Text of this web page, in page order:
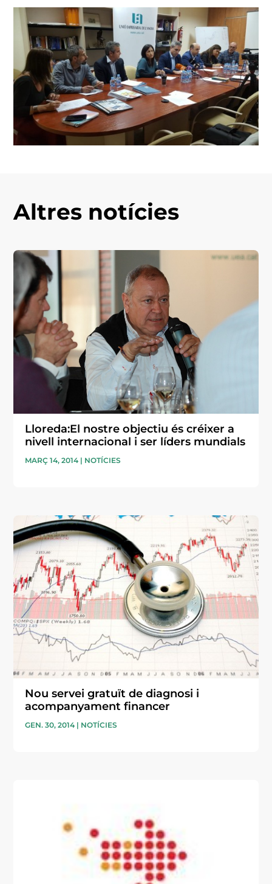
Altres notícies
Lloreda:El nostre objectiu és créixer a
nivell internacional i ser líders mundials
MARÇ 14, 2014 | NOTÍCIES
Nou servei gratuït de diagnosi i
acompanyament financer
GEN. 30, 2014 | NOTÍCIES